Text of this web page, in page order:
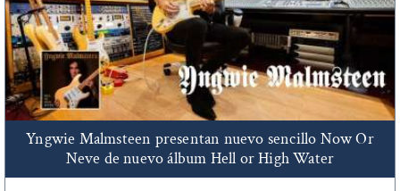
Yngwie Malmsteen presentan nuevo sencillo Now Or
Neve de nuevo álbum Hell or High Water